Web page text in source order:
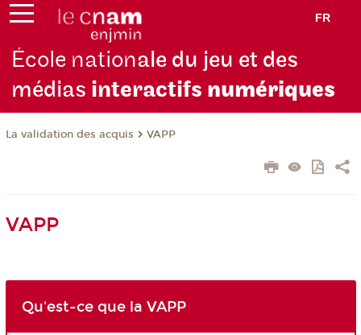
FR
École nationale du jeu et des
médias interactifs numériques
La validation des acquis VAPP
VAPP
Qu'est-ce que la VAPP